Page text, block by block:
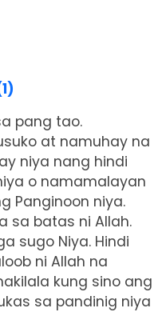
pang tao.
at namuhay na
niya nang hindi
o namamalayan
Panginoon niya.
sa batas ni Allah.
sugo Niya. Hindi
ni Allah na
kung sino ang
sa pandinig niya